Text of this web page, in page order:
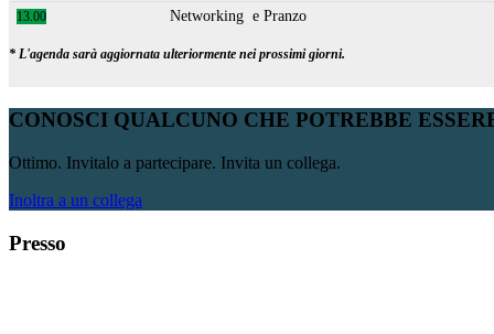
13.00 Networking e Pranzo
* L'agenda sarà aggiornata ulteriormente nei prossimi giorni.
CONOSCI QUALCUNO CHE POTREBBE
Ottimo. Invitalo a partecipare. Invita un collega.
Inoltra a un collega
Presso